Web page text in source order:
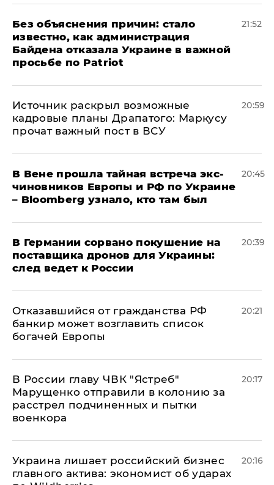
Без объяснения причин: стало
известно, как администрация
Байдена отказала Украине в важной
просьбе по Patriot
21:52
​Источник раскрыл возможные
кадровые планы Драпатого: Маркусу
прочат важный пост в ВСУ
20:59
В Вене прошла тайная встреча экс-
чиновников Европы и РФ по Украине
– Bloomberg узнало, кто там был
20:45
​В Германии сорвано покушение на
поставщика дронов для Украины:
след ведет к России
20:39
Отказавшийся от гражданства РФ
банкир может возглавить список
богачей Европы
20:21
В России главу ЧВК "Ястреб"
Марущенко отправили в колонию за
расстрел подчиненных и пытки
военкора
20:17
​Украина лишает российский бизнес
главного актива: экономист об ударах
20:16